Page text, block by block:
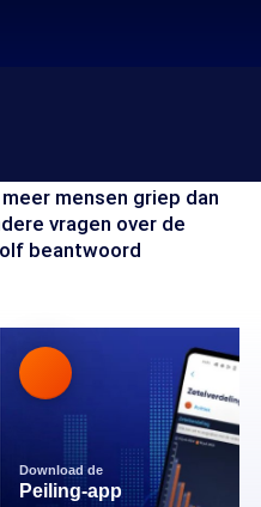
mensen griep dan
vragen over de
beantwoord
Download de
Peiling-app